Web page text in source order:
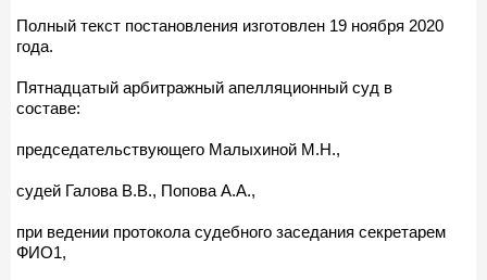
Полный текст постановления изготовлен 19 ноября 2020
года.
Пятнадцатый арбитражный апелляционный суд в
составе:
председательствующего Малыхиной М.Н.,
судей Галова В.В., Попова А.А.,
при ведении протокола судебного заседания секретарем
ФИО1,